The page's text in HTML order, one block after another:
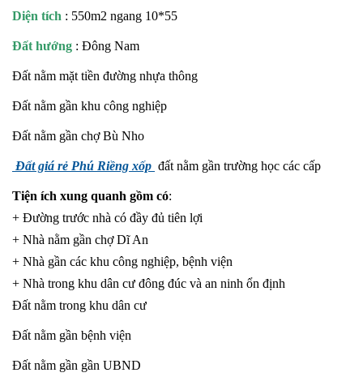
Diện tích : 550m2 ngang 10*55
Đất hướng : Đông Nam
Đất nằm mặt tiền đường nhựa thông
Đất nằm gần khu công nghiệp
Đất nằm gần chợ Bù Nho
Đất giá rẻ Phú Riềng xốp đất nằm gần trường học các cấp
Tiện ích xung quanh gồm có:
+ Đường trước nhà có đầy đủ tiên lợi
+ Nhà nằm gần chợ Dĩ An
+ Nhà gần các khu công nghiệp, bệnh viện
+ Nhà trong khu dân cư đông đúc và an ninh ổn định
Đất nằm trong khu dân cư
Đất nằm gần bệnh viện
Đất nằm gần gần UBND